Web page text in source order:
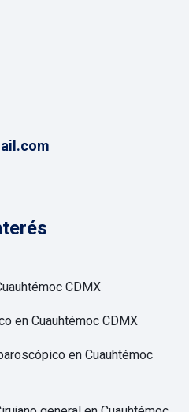
CDMX
en Cuauhtémoc CDMX
en Cuauhtémoc